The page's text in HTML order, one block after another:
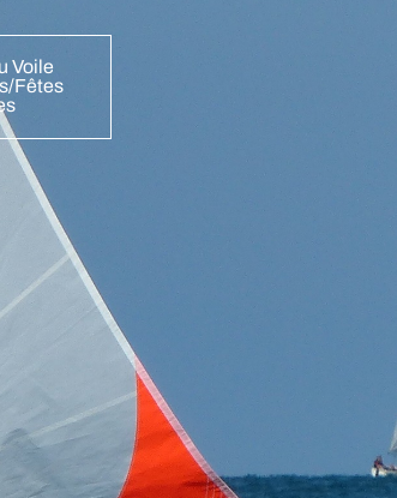
Voile
fêtes